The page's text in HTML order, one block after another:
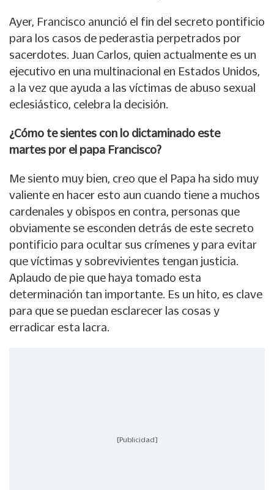
Ayer, Francisco anunció el fin del secreto pontificio
para los casos de pederastia perpetrados por
sacerdotes. Juan Carlos, quien actualmente es un
ejecutivo en una multinacional en Estados Unidos,
a la vez que ayuda a las víctimas de abuso sexual
eclesiástico, celebra la decisión.
¿Cómo te sientes con lo dictaminado este
martes por el papa Francisco?
Me siento muy bien, creo que el Papa ha sido muy
valiente en hacer esto aun cuando tiene a muchos
cardenales y obispos en contra, personas que
obviamente se esconden detrás de este secreto
pontificio para ocultar sus crímenes y para evitar
que víctimas y sobrevivientes tengan justicia.
Aplaudo de pie que haya tomado esta
determinación tan importante. Es un hito, es clave
para que se puedan esclarecer las cosas y
erradicar esta lacra.
[Publicidad]